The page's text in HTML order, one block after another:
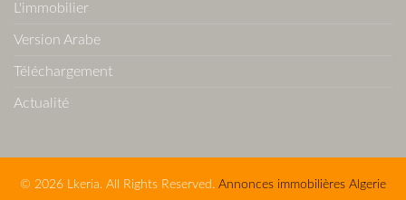
L'immobilier
Version Arabe
Téléchargement
Actualité
© 2026 Lkeria. All Rights Reserved. Annonces immobilières Algerie